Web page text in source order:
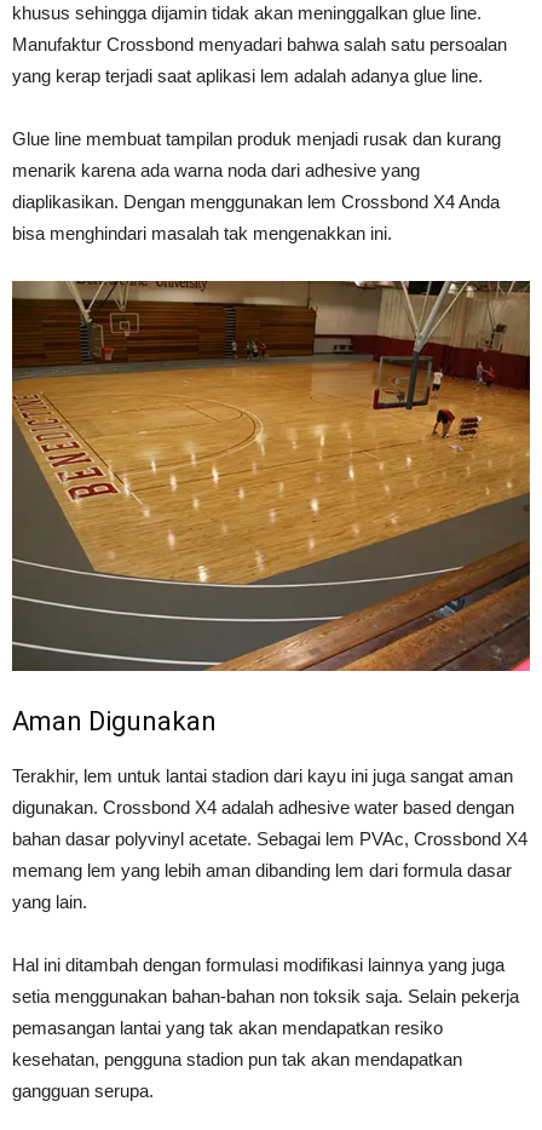
khusus sehingga dijamin tidak akan meninggalkan glue line.
Manufaktur Crossbond menyadari bahwa salah satu persoalan
yang kerap terjadi saat aplikasi lem adalah adanya glue line.
Glue line membuat tampilan produk menjadi rusak dan kurang
menarik karena ada warna noda dari adhesive yang
diaplikasikan. Dengan menggunakan lem Crossbond X4 Anda
bisa menghindari masalah tak mengenakkan ini.
Aman Digunakan
Terakhir, lem untuk lantai stadion dari kayu ini juga sangat aman
digunakan. Crossbond X4 adalah adhesive water based dengan
bahan dasar polyvinyl acetate. Sebagai lem PVAc, Crossbond X4
memang lem yang lebih aman dibanding lem dari formula dasar
yang lain.
Hal ini ditambah dengan formulasi modifikasi lainnya yang juga
setia menggunakan bahan-bahan non toksik saja. Selain pekerja
pemasangan lantai yang tak akan mendapatkan resiko
kesehatan, pengguna stadion pun tak akan mendapatkan
gangguan serupa.